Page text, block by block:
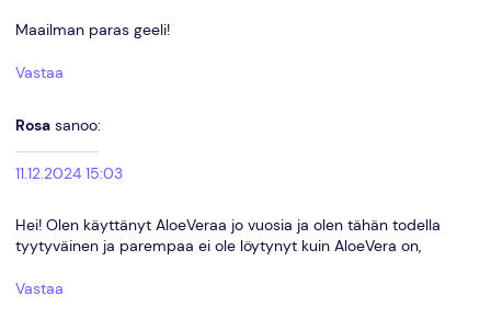
Maailman paras geeli!
Vastaa
Rosa sanoo:
11.12.2024 15:03
Hei! Olen käyttänyt AloeVeraa jo vuosia ja olen tähän todella
tyytyväinen ja parempaa ei ole löytynyt kuin AloeVera on,
Vastaa